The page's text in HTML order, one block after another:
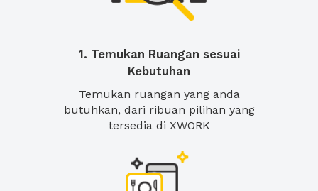
1. Temukan Ruangan sesuai
Kebutuhan
Temukan ruangan yang anda
butuhkan, dari ribuan pilihan yang
tersedia di XWORK